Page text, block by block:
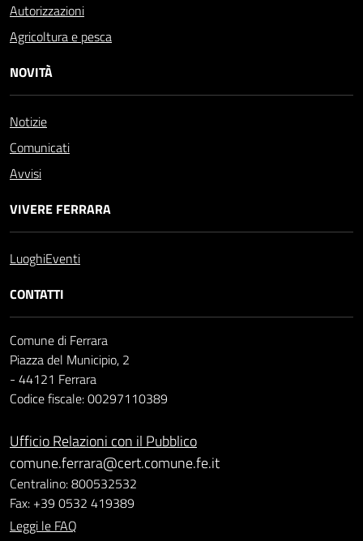
Autorizzazioni
Agricoltura e pesca
NOVITÀ
Notizie
Comunicati
Avvisi
VIVERE FERRARA
LuoghiEventi
CONTATTI
Comune di Ferrara
Piazza del Municipio, 2
- 44121 Ferrara
Codice fiscale: 00297110389
Ufficio Relazioni con il Pubblico
comune.ferrara@cert.comune.fe.it
Centralino: 800532532
Fax: +39 0532 419389
Leggi le FAQ